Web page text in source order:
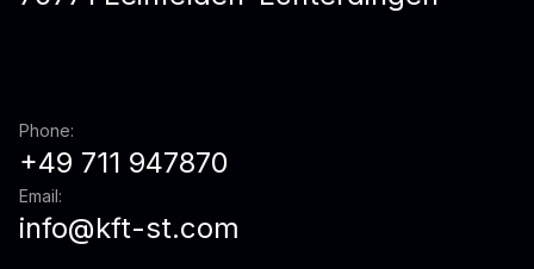
Phone:
+49 711 947870
Email:
info@kft-st.com